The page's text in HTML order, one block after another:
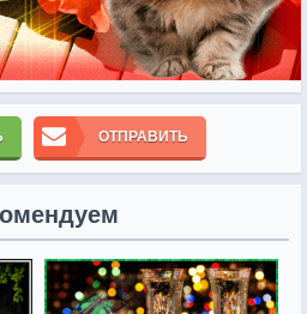
ОТПРАВИТЬ